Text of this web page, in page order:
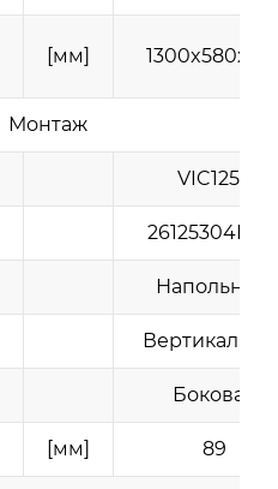
[мм]
Монтаж
VIC125L
Напольный
Боковая
[мм] 89